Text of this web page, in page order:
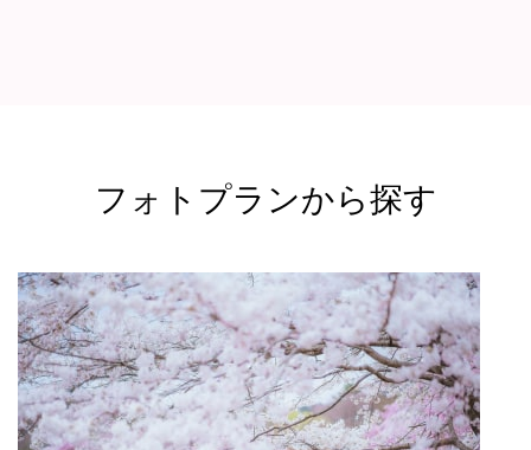
フォトプランから探す